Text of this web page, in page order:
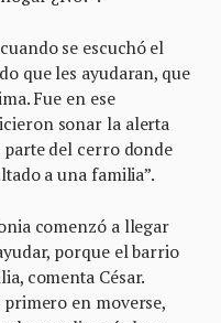
se escuchó el
que les ayudaran, que
Fue en ese
sonar la alerta
del cerro donde
a una familia”.
comenzó a llegar
porque el barrio
comenta César.
primero en moverse,